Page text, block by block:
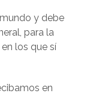
y debe
para la
los que sí
en